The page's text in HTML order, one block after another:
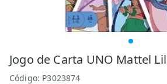
Jogo de Carta UNO Mattel
Código: P3023874